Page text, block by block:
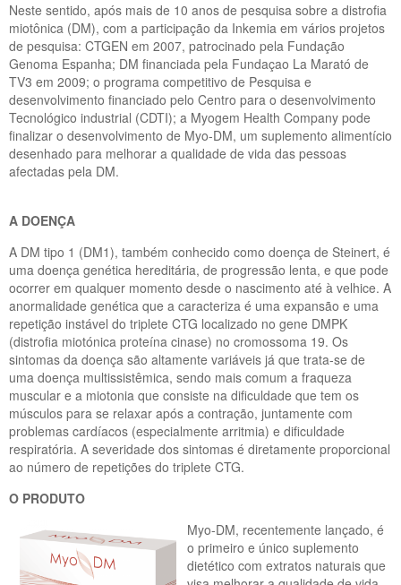
Neste sentido, após mais de 10 anos de pesquisa sobre a distrofia
miotônica (DM), com a participação da Inkemia em vários projetos
de pesquisa: CTGEN em 2007, patrocinado pela Fundação
Genoma Espanha; DM financiada pela Fundaçao La Marató de
TV3 em 2009; o programa competitivo de Pesquisa e
desenvolvimento financiado pelo Centro para o desenvolvimento
Tecnológico industrial (CDTI); a Myogem Health Company pode
finalizar o desenvolvimento de Myo-DM, um suplemento alimentício
desenhado para melhorar a qualidade de vida das pessoas
afectadas pela DM.
A DOENÇA
A DM tipo 1 (DM1), também conhecido como doença de Steinert, é
uma doença genética hereditária, de progressão lenta, e que pode
ocorrer em qualquer momento desde o nascimento até à velhice. A
anormalidade genética que a caracteriza é uma expansão e uma
repetição instável do triplete CTG localizado no gene DMPK
(distrofia miotónica proteína cinase) no cromossoma 19. Os
sintomas da doença são altamente variáveis já que trata-se de
uma doença multissistêmica, sendo mais comum a fraqueza
muscular e a miotonia que consiste na dificuldade que tem os
músculos para se relaxar após a contração, juntamente com
problemas cardíacos (especialmente arritmia) e dificuldade
respiratória. A severidade dos sintomas é diretamente proporcional
ao número de repetições do triplete CTG.
O PRODUTO
Myo-DM, recentemente lançado, é
o primeiro e único suplemento
dietético com extratos naturais que